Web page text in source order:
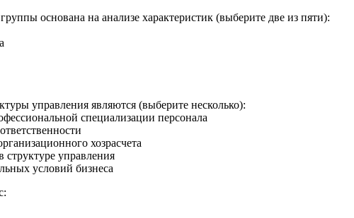
основана на анализе характеристик (выберите две из пяти):
управления являются (выберите несколько):
специализации персонала
хозрасчета
структуре управления
условий бизнеса